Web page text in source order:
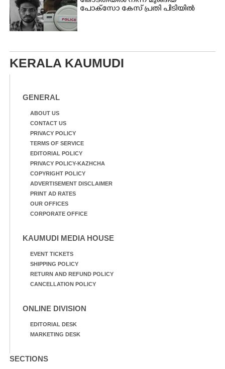
പോക്സോ കേസ് പ്രതി പിടിയിൽ
KERALA KAUMUDI
GENERAL
ABOUT US
CONTACT US
PRIVACY POLICY
TERMS OF SERVICE
EDITORIAL POLICY
PRIVACY POLICY-KAZHCHA
COPYRIGHT POLICY
ADVERTISEMENT DISCLAIMER
PRINT AD RATES
OUR OFFICES
CORPORATE OFFICE
KAUMUDI MEDIA HOUSE
EVENT TICKETS
SHIPPING POLICY
RETURN AND REFUND POLICY
CANCELLATION POLICY
ONLINE DIVISION
EDITORIAL DESK
MARKETING DESK
SECTIONS